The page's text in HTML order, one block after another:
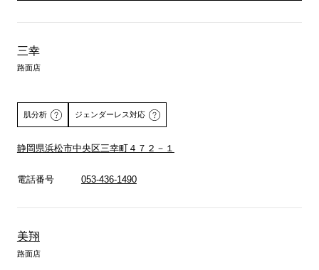
三幸
路面店
肌分析 ジェンダーレス対応
静岡県浜松市中央区三幸町４７２－１
電話番号 053-436-1490
美翔
路面店